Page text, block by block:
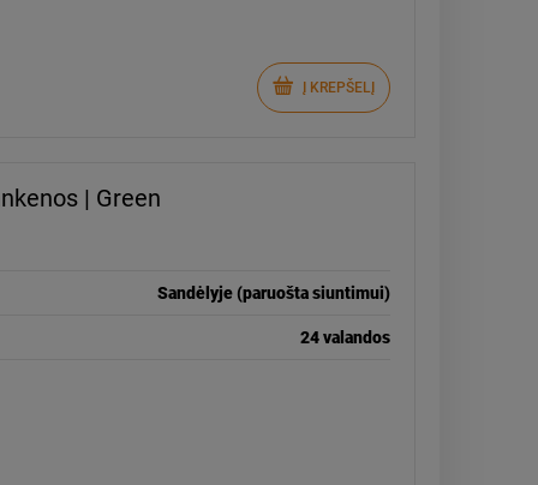
Į KREPŠELĮ
| Green
Sandėlyje (paruošta siuntimui)
24 valandos